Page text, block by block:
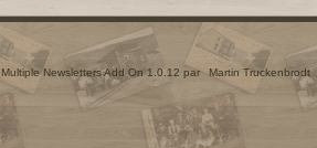
Multiple Newsletters Add On 1.0.12 par Martin Truckenbrodt